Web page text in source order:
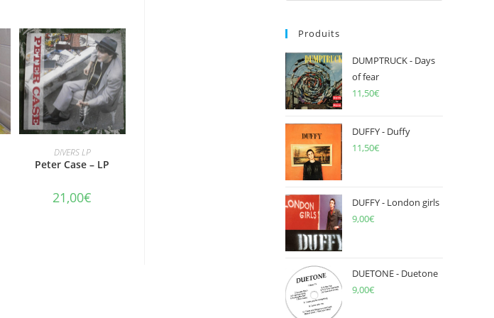
AJOUTER AU PANIER
DIVERS LP
Peter Case – LP
21,00€
Produits
DUMPTRUCK - Days
of fear
11,50€
DUFFY - Duffy
11,50€
DUFFY - London girls
9,00€
DUETONE - Duetone
9,00€